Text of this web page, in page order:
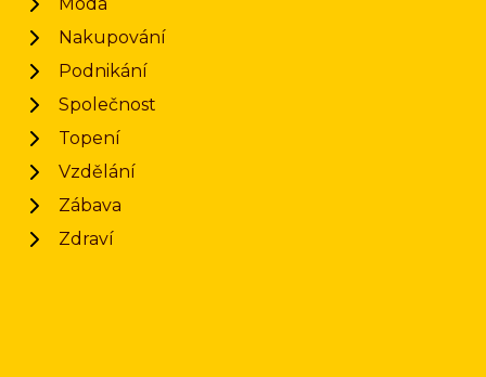
Nakupování
Podnikání
Společnost
Topení
Vzdělání
Zábava
Zdraví